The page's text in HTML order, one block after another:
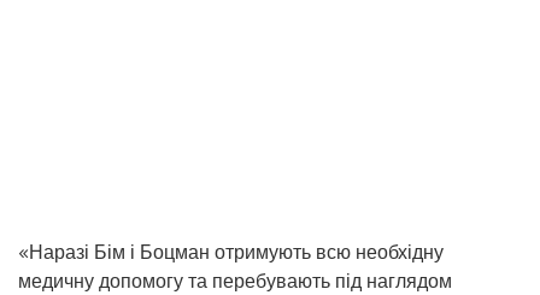
«Наразі Бім і Боцман отримують всю необхідну
медичну допомогу та перебувають під наглядом